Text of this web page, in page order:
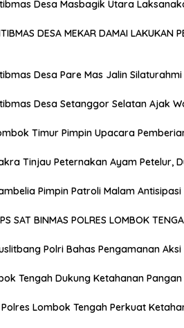
Desa Masbagik Utara
DESA MEKAR DAMAI LAKUKAN
Desa Pare Mas Jalin
Desa Setanggor Selatan Ajak
Timur Pimpin Upacara
Tinjau Peternakan Ayam Petelur,
Pimpin Patroli Malam
SAT BINMAS POLRES LOMBOK
Polri Bahas Pengamanan
Tengah Dukung Ketahanan
Lombok Tengah Perkuat